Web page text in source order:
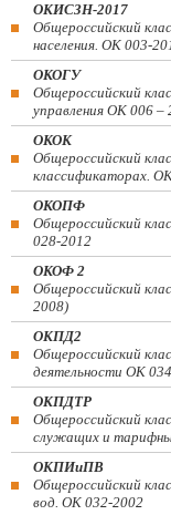
ОКИСЗН-2017
Общероссийский
населения. ОК 003-
ОКОГУ
Общероссийский
управления ОК 006 –
ОКОК
Общероссийский
классификаторах.
ОКОПФ
Общероссийский
028-2012
ОКОФ 2
Общероссийский
2008)
ОКПД2
Общероссийский
деятельности ОК
ОКПДТР
Общероссийский
служащих и
ОКПИиПВ
Общероссийский
вод. ОК 032-2002